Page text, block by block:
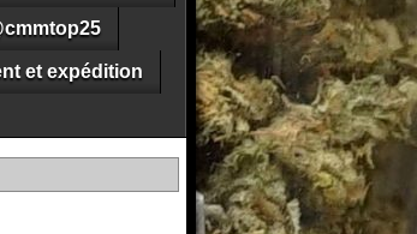
et expédition